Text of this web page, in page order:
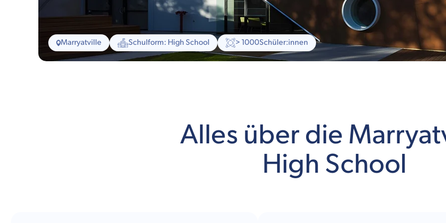
Marryatville Schulform: High School > 1000Schüler:innen
Alles über die
High School